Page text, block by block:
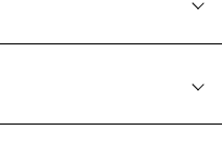
経過した商品などです。キ